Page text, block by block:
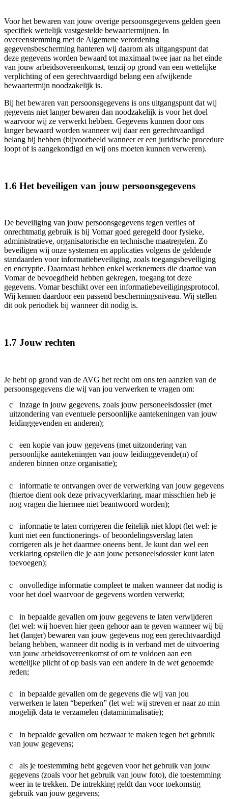
Voor het bewaren van jouw overige persoonsgegevens gelden geen
specifiek wettelijk vastgestelde bewaartermijnen. In
overeenstemming met de Algemene verordening
gegevensbescherming hanteren wij daarom als uitgangspunt dat
deze gegevens worden bewaard tot maximaal twee jaar na het einde
van jouw arbeidsovereenkomst, tenzij op grond van een wettelijke
verplichting of een gerechtvaardigd belang een afwijkende
bewaartermijn noodzakelijk is.
Bij het bewaren van persoonsgegevens is ons uitgangspunt dat wij
gegevens niet langer bewaren dan noodzakelijk is voor het doel
waarvoor wij ze verwerkt hebben. Gegevens kunnen door ons
langer bewaard worden wanneer wij daar een gerechtvaardigd
belang bij hebben (bijvoorbeeld wanneer er een juridische procedure
loopt of is aangekondigd en wij ons moeten kunnen verweren).
1.6 Het beveiligen van jouw persoonsgegevens
De beveiliging van jouw persoonsgegevens tegen verlies of
onrechtmatig gebruik is bij Vomar goed geregeld door fysieke,
administratieve, organisatorische en technische maatregelen. Zo
beveiligen wij onze systemen en applicaties volgens de geldende
standaarden voor informatiebeveiliging, zoals toegangsbeveiliging
en encryptie. Daarnaast hebben enkel werknemers die daartoe van
Vomar de bevoegdheid hebben gekregen, toegang tot deze
gegevens. Vomar beschikt over een informatiebeveiligingsprotocol.
Wij kennen daardoor een passend beschermingsniveau. Wij stellen
dit ook periodiek bij wanneer dit nodig is.
1.7 Jouw rechten
Je hebt op grond van de AVG het recht om ons ten aanzien van de
persoonsgegevens die wij van jou verwerken te vragen om:
inzage in jouw gegevens, zoals jouw personeelsdossier (met
uitzondering van eventuele persoonlijke aantekeningen van jouw
leidinggevenden en anderen);
een kopie van jouw gegevens (met uitzondering van
persoonlijke aantekeningen van jouw leidinggevende(n) of
anderen binnen onze organisatie);
informatie te ontvangen over de verwerking van jouw gegevens
(hiertoe dient ook deze privacyverklaring, maar misschien heb je
nog vragen die hiermee niet beantwoord worden);
informatie te laten corrigeren die feitelijk niet klopt (let wel: je
kunt niet een functionerings- of beoordelingsverslag laten
corrigeren als je het daarmee oneens bent. Je kunt dan wel een
verklaring opstellen die je aan jouw personeelsdossier kunt laten
toevoegen);
onvolledige informatie compleet te maken wanneer dat nodig is
voor het doel waarvoor de gegevens worden verwerkt;
in bepaalde gevallen om jouw gegevens te laten verwijderen
(let wel: wij hoeven hier geen gehoor aan te geven wanneer wij bij
het (langer) bewaren van jouw gegevens nog een gerechtvaardigd
belang hebben, wanneer dit nodig is in verband met de uitvoering
van jouw arbeidsovereenkomst of om te voldoen aan een
wettelijke plicht of op basis van een andere in de wet genoemde
reden;
in bepaalde gevallen om de gegevens die wij van jou
verwerken te laten “beperken” (let wel: wij streven er naar zo min
mogelijk data te verzamelen (dataminimalisatie);
in bepaalde gevallen om bezwaar te maken tegen het gebruik
van jouw gegevens;
als je toestemming hebt gegeven voor het gebruik van jouw
gegevens (zoals voor het gebruik van jouw foto), die toestemming
weer in te trekken. De intrekking geldt dan voor toekomstig
gebruik van jouw gegevens;